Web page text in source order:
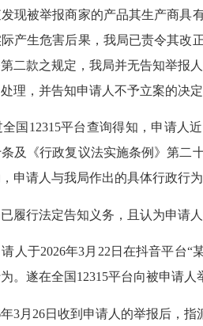
现被举报商家的产品其生产商
产生危害后果，我局已责令其改
二款之规定，我局并无告知举报
理，并告知申请人不予立案的决定
12315平台查询得知，申请人近
及《行政复议法实施条例》第二
申请人与我局作出的具体行政行
行法定告知义务，且认为申请人
于2026年3月22日在抖音平台“
。遂在全国12315平台向被申请人
月26日收到申请人的举报后，指